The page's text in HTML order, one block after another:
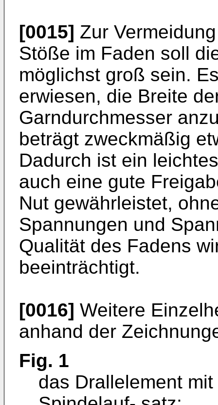
[0015] Zur
Stöße im Faden soll
möglichst groß sein.
erwiesen, die Breite
Garndurchmesser
beträgt zweckmäßig
Dadurch ist ein
auch eine gute
Nut gewährleistet,
Spannungen und
Qualität des Fadens
beeinträchtigt.
[0016] Weitere
anhand der
Fig. 1
das Drallelement